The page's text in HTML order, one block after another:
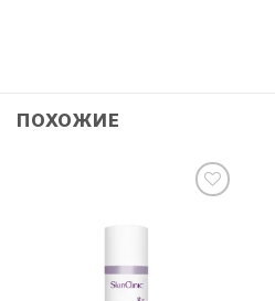
ПОХОЖИЕ